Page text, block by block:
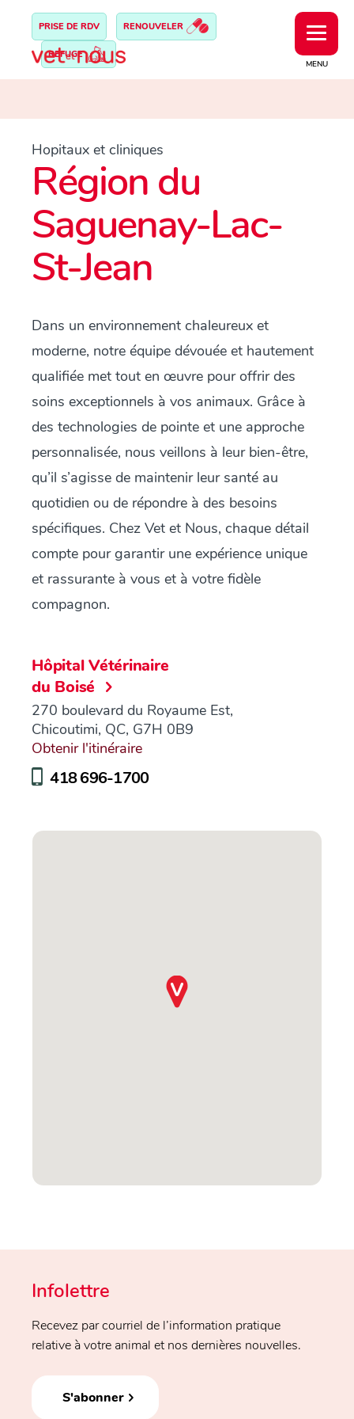
MENU
PRISE DE RDV RENOUVELER
REFUGE
Hopitaux et cliniques
Région du
Saguenay-Lac-
St-Jean
Dans un environnement chaleureux et
moderne, notre équipe dévouée et hautement
qualifiée met tout en œuvre pour offrir des
soins exceptionnels à vos animaux. Grâce à
des technologies de pointe et une approche
personnalisée, nous veillons à leur bien-être,
qu’il s’agisse de maintenir leur santé au
quotidien ou de répondre à des besoins
spécifiques. Chez Vet et Nous, chaque détail
compte pour garantir une expérience unique
et rassurante à vous et à votre fidèle
compagnon.
Hôpital Vétérinaire
du Boisé
270 boulevard du Royaume Est,
Chicoutimi, QC, G7H 0B9
Obtenir l'itinéraire
418 696-1700
Infolettre
Recevez par courriel de l’information pratique
relative à votre animal et nos dernières nouvelles.
S'abonner